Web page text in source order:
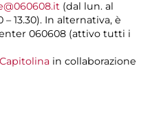
(dal lun. al
– 13.30). In alternativa, è
060608 (attivo tutti i
in collaborazione